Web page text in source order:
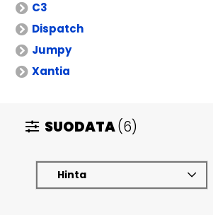
C3
Dispatch
Jumpy
Xantia
SUODATA(6)
Hinta